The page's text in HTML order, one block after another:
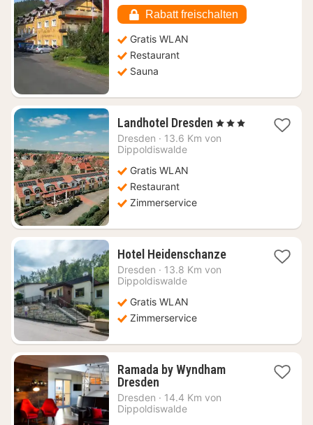
€
Rabatt freischalten
Gratis WLAN
Restaurant
Sauna
Landhotel Dresden 1
Nacht
, 3 Sterne
Dresden · 13.6 Km von
Dippoldiswalde
Gratis WLAN
Restaurant
Zimmerservice
Hotel Heidenschanze1
Dresden · 13.8 Km von
Dippoldiswalde
Gratis WLAN
Zimmerservice
Ramada by Wyndham
Dresden1
Nacht
ab
Dresden · 14.4 Km von
Dippoldiswalde